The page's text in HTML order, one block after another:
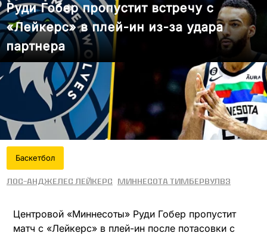
Руди Гобер пропустит встречу с
«Лейкерс» в плей-ин из-за удара
партнера
Баскетбол
Лос-Анджелес Лейкерс Миннесота Тимбервулвз
Центровой «Миннесоты» Руди Гобер пропустит
матч с «Лейкерс» в плей-ин после потасовки с